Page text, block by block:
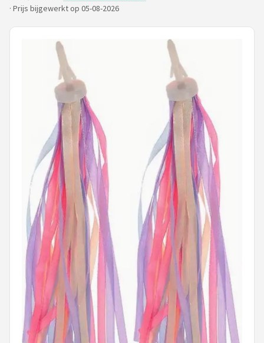
Stadsfietsen
Elektrische fietsen
Mountainbikes
POPULAIRE MERKEN
Basil
Volare
ABUS
AXA
New Looxs
BBB Cycling
Schwalbe
· Prijs bijgewerkt op 05-08-2026